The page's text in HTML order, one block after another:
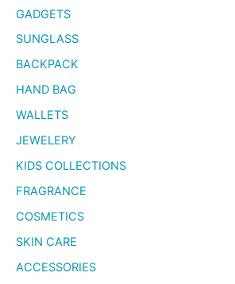
GADGETS
SUNGLASS
BACKPACK
HAND BAG
WALLETS
JEWELERY
KIDS COLLECTIONS
FRAGRANCE
COSMETICS
SKIN CARE
ACCESSORIES